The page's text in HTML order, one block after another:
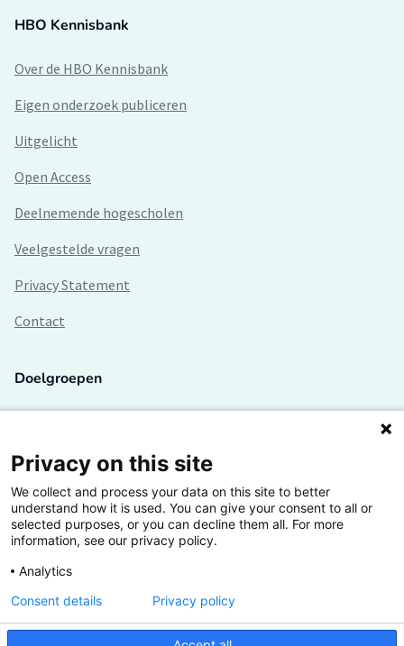
HBO Kennisbank
Over de HBO Kennisbank
Eigen onderzoek publiceren
Uitgelicht
Open Access
Deelnemende hogescholen
Veelgestelde vragen
Privacy Statement
Contact
Doelgroepen
Lectoren en onderzoekers
Bedrijven
Hogescholen
De grootste kennisbank van het HBO
Privacy on this site
We collect and process your data on this site to better
understand how it is used. You can give your consent to all or
selected purposes, or you can decline them all. For more
information, see our privacy policy.
Analytics
Consent details Privacy policy